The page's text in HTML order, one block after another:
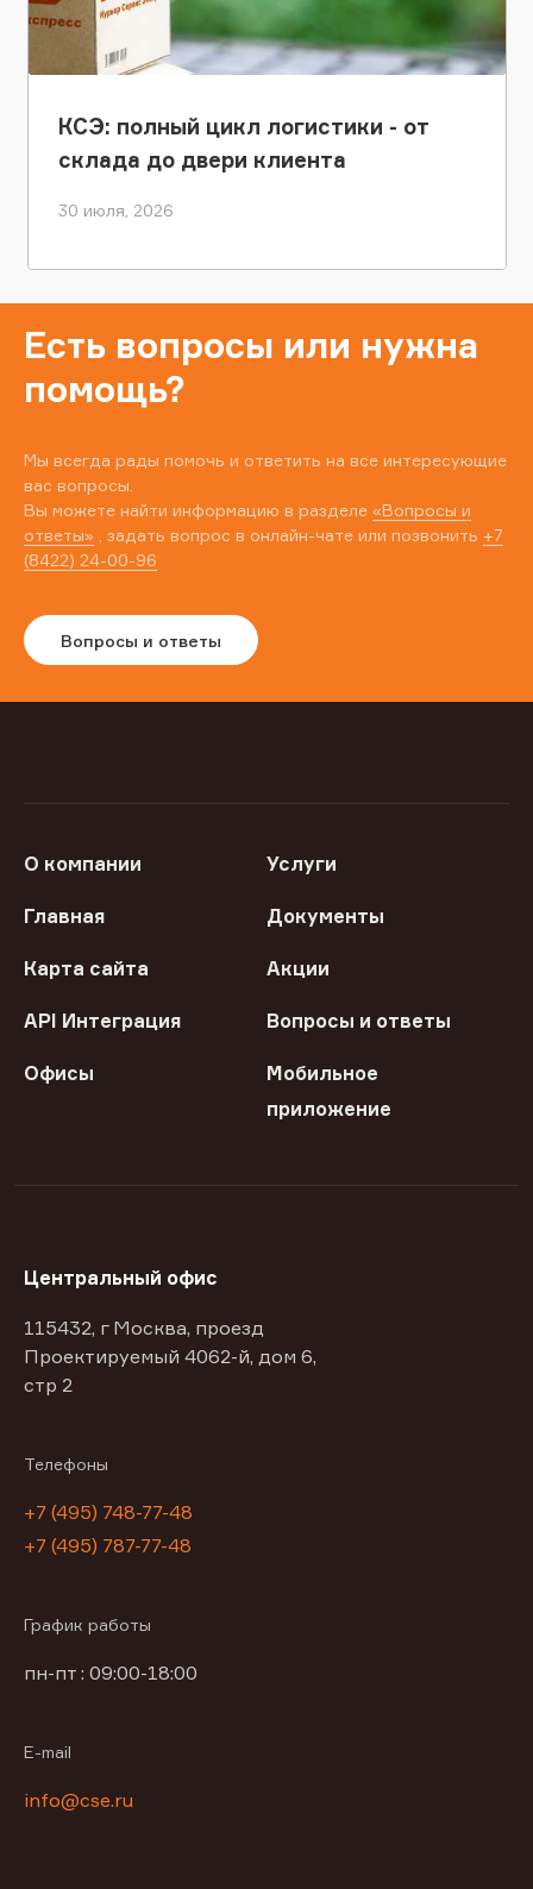
КСЭ: полный цикл логистики - от
склада до двери клиента
30 июля, 2026
Есть вопросы или нужна
помощь?
Мы всегда рады помочь и ответить на все интересующие
вас вопросы.
Вы можете найти информацию в разделе «Вопросы и
ответы» , задать вопрос в онлайн-чате или позвонить +7
(8422) 24-00-96
Вопросы и ответы
О компании Услуги
Главная Документы
Карта сайта Акции
API Интеграция Вопросы и ответы
Офисы
Мобильное
приложение
Центральный офис
115432, г Москва, проезд
Проектируемый 4062-й, дом 6,
стр 2
Телефоны
+7 (495) 748-77-48
+7 (495) 787-77-48
График работы
пн-пт : 09:00-18:00
E-mail
info@cse.ru